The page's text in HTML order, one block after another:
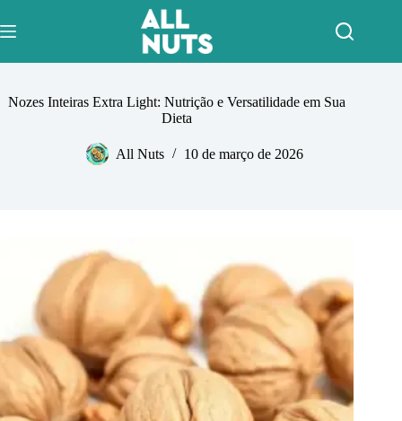
para
o
Nozes Inteiras Extra Light: Nutrição e Versatilidade em Sua
Dieta
All Nuts 10 de março de 2026